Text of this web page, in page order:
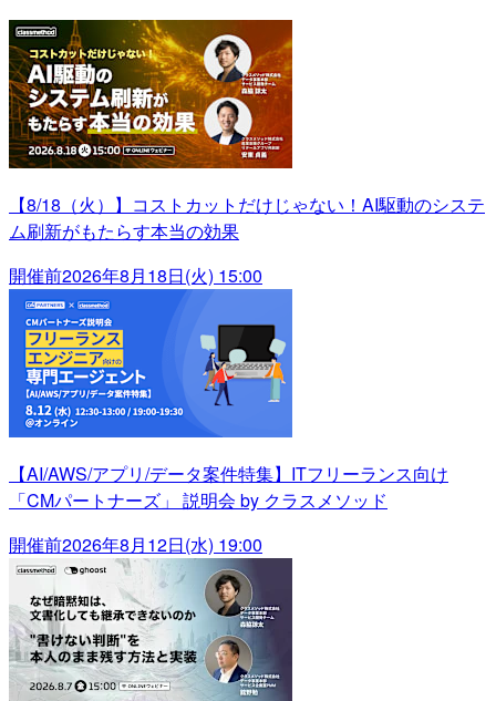
【8/18（火）】コストカットだけじゃない！AI駆動のシステ
ム刷新がもたらす本当の効果
開催前2026年8月18日(火) 15:00
【AI/AWS/アプリ/データ案件特集】ITフリーランス向け
「CMパートナーズ」 説明会 by クラスメソッド
開催前2026年8月12日(水) 19:00